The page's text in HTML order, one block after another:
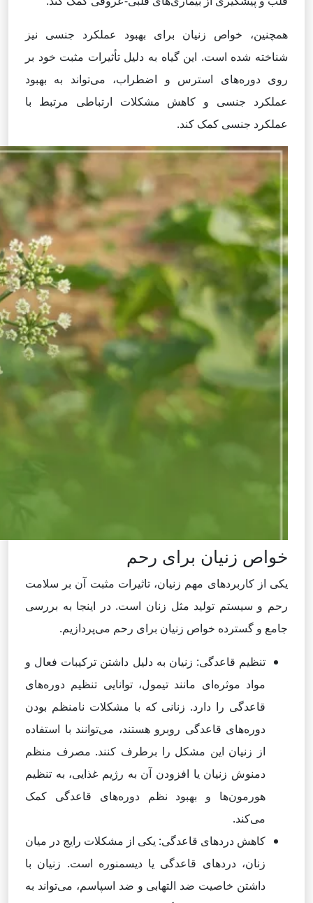
همچنین، خواص زنیان برای بهبود عملکرد جنسی نیز
شناخته شده است. این گیاه به دلیل تأثیرات مثبت خود بر
روی دوره‌های استرس و اضطراب، می‌تواند به بهبود
عملکرد جنسی و کاهش مشکلات ارتباطی مرتبط با
عملکرد جنسی کمک کند.
خواص زنیان برای رحم
یکی از کاربردهای مهم زنیان، تاثیرات مثبت آن بر سلامت
رحم و سیستم تولید مثل زنان است. در اینجا به بررسی
جامع و گسترده خواص زنیان برای رحم می‌پردازیم.
تنظیم قاعدگی: زنیان به دلیل داشتن ترکیبات فعال و
مواد موثره‌ای مانند تیمول، توانایی تنظیم دوره‌های
قاعدگی را دارد. زنانی که با مشکلات نامنظم بودن
دوره‌های قاعدگی روبرو هستند، می‌توانند با استفاده
از زنیان این مشکل را برطرف کنند. مصرف منظم
دمنوش زنیان یا افزودن آن به رژیم غذایی، به تنظیم
هورمون‌ها و بهبود نظم دوره‌های قاعدگی کمک
می‌کند.
کاهش دردهای قاعدگی: یکی از مشکلات رایج در میان
زنان، دردهای قاعدگی یا دیسمنوره است. زنیان با
داشتن خاصیت ضد التهابی و ضد اسپاسم، می‌تواند به